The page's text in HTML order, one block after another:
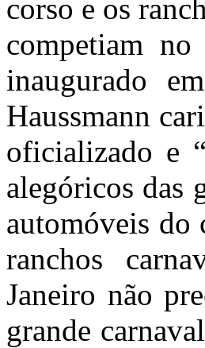
corso e os
competiam
inaugurado
Haussmann
oficializado e
alegóricos das
automóveis do
ranchos
Janeiro não
grande